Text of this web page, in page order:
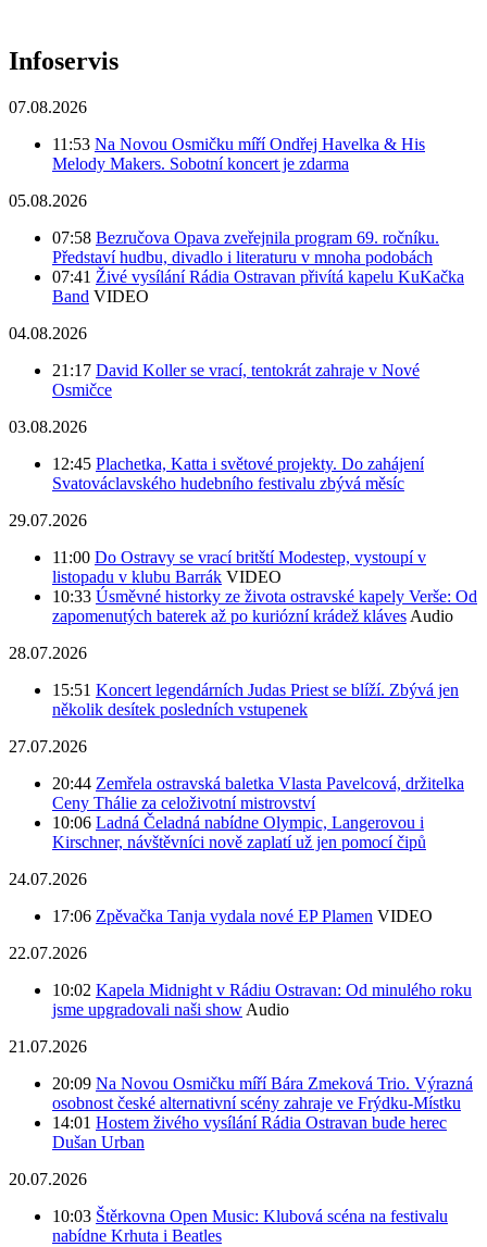
Infoservis
07.08.2026
11:53 Na Novou Osmičku míří Ondřej Havelka & His
Melody Makers. Sobotní koncert je zdarma
05.08.2026
07:58 Bezručova Opava zveřejnila program 69. ročníku.
Představí hudbu, divadlo i literaturu v mnoha podobách
07:41 Živé vysílání Rádia Ostravan přivítá kapelu KuKačka
Band VIDEO
04.08.2026
21:17 David Koller se vrací, tentokrát zahraje v Nové
Osmičce
03.08.2026
12:45 Plachetka, Katta i světové projekty. Do zahájení
Svatováclavského hudebního festivalu zbývá měsíc
29.07.2026
11:00 Do Ostravy se vrací britští Modestep, vystoupí v
listopadu v klubu Barrák VIDEO
10:33 Úsměvné historky ze života ostravské kapely Verše: Od
zapomenutých baterek až po kuriózní krádež kláves Audio
28.07.2026
15:51 Koncert legendárních Judas Priest se blíží. Zbývá jen
několik desítek posledních vstupenek
27.07.2026
20:44 Zemřela ostravská baletka Vlasta Pavelcová, držitelka
Ceny Thálie za celoživotní mistrovství
10:06 Ladná Čeladná nabídne Olympic, Langerovou i
Kirschner, návštěvníci nově zaplatí už jen pomocí čipů
24.07.2026
17:06 Zpěvačka Tanja vydala nové EP Plamen VIDEO
22.07.2026
10:02 Kapela Midnight v Rádiu Ostravan: Od minulého roku
jsme upgradovali naši show Audio
21.07.2026
20:09 Na Novou Osmičku míří Bára Zmeková Trio. Výrazná
osobnost české alternativní scény zahraje ve Frýdku-Místku
14:01 Hostem živého vysílání Rádia Ostravan bude herec
Dušan Urban
20.07.2026
10:03 Štěrkovna Open Music: Klubová scéna na festivalu
nabídne Krhuta i Beatles